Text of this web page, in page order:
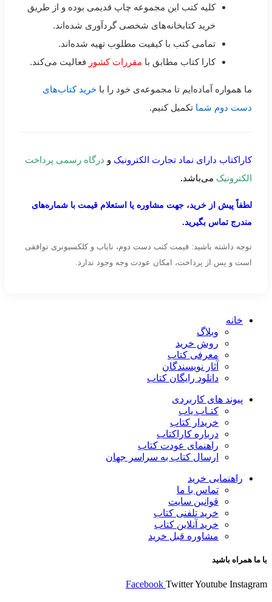
کلیه کتب این مجموعه چاپ قدیمی بوده و از طریق
خرید کتابخانه‌های شخصی گردآوری شده‌اند.
تمامی کتب با کیفیت مطلوب تهیه شده‌اند.
کارا کتاب مطابق با مقررات کشور فعالیت می‌کند.
ما همواره آماده‌ایم تا مجموعه‌ی خود را با خرید کتاب‌های
دست دوم شما تکمیل کنیم.
کاراکتاب دارای نماد تجارت الکترونیک و درگاه رسمی پرداخت
الکترونیک می‌باشد.
لطفاً پیش از خرید، جهت مشاوره یا استعلام قیمت با شماره‌های
مندرج تماس بگیرید.
توجه داشته باشید: قیمت کتب دست دوم، نایاب و کلکسیونری توافقی
است و پس از پرداخت، امکان عودت وجه وجود ندارد.
خانه
وبلاگ
روش خرید
معرفی کتاب
آثار نویسندگان
دانلود رایگان کتاب
پیوند های کاربردی
کتـاب یاب
خریدار کتاب
درباره کاراکتاب
راهنمای عودت کتاب
ارسال کتاب به سراسر جهان
راهنمایی خرید
تماس با ما
قوانین سایت
خرید تلفنی کتاب
خرید آنلاین کتاب
مشاوره قبل خرید
با ما همراه باشید
Facebook TwitterYoutube Instagram